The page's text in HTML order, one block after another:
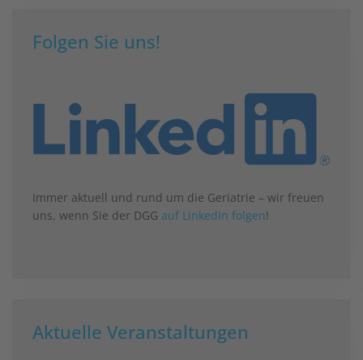
Folgen Sie uns!
Immer aktuell und rund um die Geriatrie – wir freuen
uns, wenn Sie der DGG auf LinkedIn folgen!
Aktuelle Veranstaltungen